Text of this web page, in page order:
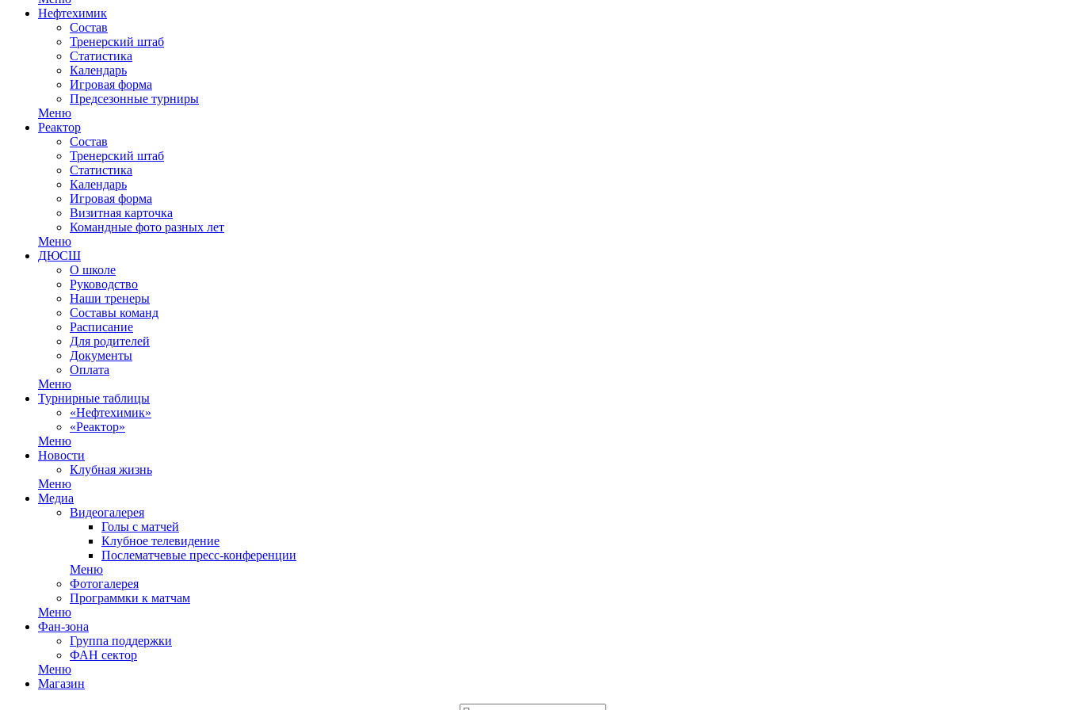
Нефтехимик
Состав
Тренерский штаб
Статистика
Календарь
Игровая форма
Предсезонные турниры
Меню
Реактор
Состав
Тренерский штаб
Статистика
Календарь
Игровая форма
Визитная карточка
Командные фото разных лет
Меню
ДЮСШ
О школе
Руководство
Наши тренеры
Составы команд
Расписание
Для родителей
Документы
Оплата
Меню
Турнирные таблицы
«Нефтехимик»
«Реактор»
Меню
Новости
Клубная жизнь
Меню
Медиа
Видеогалерея
Голы с матчей
Клубное телевидение
Послематчевые пресс-конференции
Меню
Фотогалерея
Программки к матчам
Меню
Фан-зона
Группа поддержки
ФАН сектор
Меню
Магазин